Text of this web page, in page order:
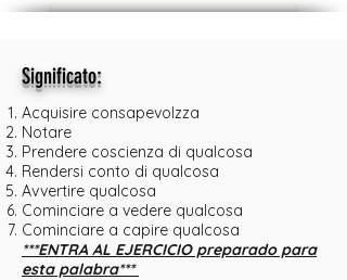
Significato:
Acquisire consapevolzza
Notare
Prendere coscienza di qualcosa
Rendersi conto di qualcosa
Avvertire qualcosa
Cominciare a vedere qualcosa
Cominciare a capire qualcosa
***ENTRA AL EJERCICIO preparado para
esta palabra***